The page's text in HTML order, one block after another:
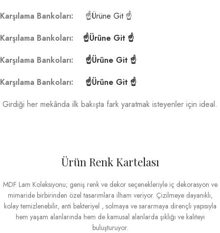
Karşılama Bankoları:
☝Ürüne Git ☝
Karşılama Bankoları: ☝Ürüne Git ☝
Karşılama Bankoları: ☝Ürüne Git ☝
Karşılama Bankoları: ☝Ürüne Git ☝
Girdiği her mekânda ilk bakışta fark yaratmak isteyenler için ideal.
Ürün Renk Kartelası
MDF Lam Koleksiyonu; geniş renk ve dekor seçenekleriyle iç dekorasyon ve
mimaride birbirinden özel tasarımlara ilham veriyor. Çizilmeye dayanıklı,
kolay temizlenebilir, anti bakteriyel , solmaya ve sararmaya dirençli yapısıyla
hem yaşam alanlarında hem de kamusal alanlarda şıklığı ve kaliteyi
buluşturuyor.